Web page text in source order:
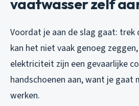
vaatwasser zelf
Voordat je aan de slag gaat: trek
kan het niet vaak genoeg
elektriciteit zijn een gevaarlijke
handschoenen aan, want je gaat
werken.